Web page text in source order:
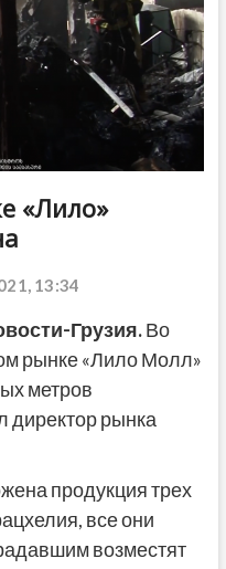
«Лило»
13:34
Грузия.Во
рынке «Лило Молл»
метров
директор рынка
продукция трех
все они
возместят